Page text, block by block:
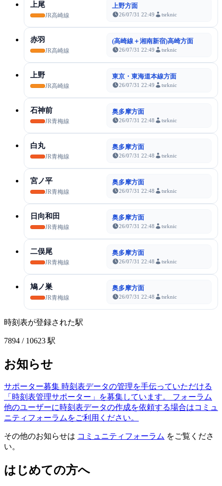
上尾
JR高崎線
上野方面
26/07/31 22:49 tsrknic
赤羽
JR高崎線
(高崎線＋湘南新宿)高崎方面
26/07/31 22:49 tsrknic
上野
JR高崎線
東京・東海道本線方面
26/07/31 22:49 tsrknic
石神前
JR青梅線
奥多摩方面
26/07/31 22:48 tsrknic
白丸
JR青梅線
奥多摩方面
26/07/31 22:48 tsrknic
宮ノ平
JR青梅線
奥多摩方面
26/07/31 22:48 tsrknic
日向和田
JR青梅線
奥多摩方面
26/07/31 22:48 tsrknic
二俣尾
JR青梅線
奥多摩方面
26/07/31 22:48 tsrknic
鳩ノ巣
JR青梅線
奥多摩方面
26/07/31 22:48 tsrknic
時刻表が登録された駅
7894 / 10623 駅
お知らせ
サポーター募集 時刻表データの管理を手伝っていただける
「時刻表管理サポーター」を募集しています。
フォーラム
他のユーザーに時刻表データの作成を依頼する場合はコミュ
ニティフォーラムをご利用ください。
その他のお知らせは コミュニティフォーラム をご覧くださ
い。
はじめての方へ